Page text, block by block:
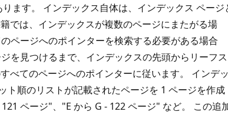
ます。 インデックス自体は、インデックス ページ
では、インデックスが複数のページにまたがる場
ページへのポインターを検索する必要がある場合
を見つけるまで、インデックスの先頭からリーフス
べてのページへのポインターに従います。 インデッ
ト順のリストが記載されたページを 1 ページを作成
ページ"、"E から G - 122 ページ" など。 この追